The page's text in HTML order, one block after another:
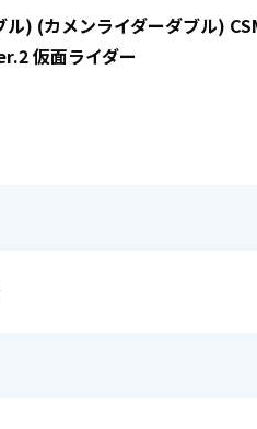
ル) (カメンライダーダブル)
仮面ライダー